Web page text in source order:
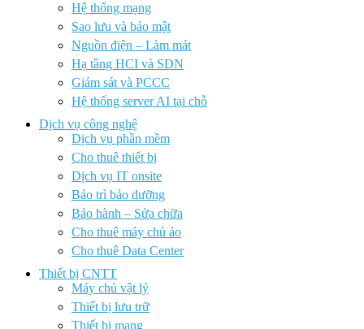
Hệ thống mạng
Sao lưu và bảo mật
Nguồn điện – Làm mát
Hạ tầng HCI và SDN
Giám sát và PCCC
Hệ thống server AI tại chỗ
Dịch vụ công nghệ
Dịch vụ phần mềm
Cho thuê thiết bị
Dịch vụ IT onsite
Bảo trì bảo dưỡng
Bảo hành – Sửa chữa
Cho thuê máy chủ ảo
Cho thuê Data Center
Thiết bị CNTT
Máy chủ vật lý
Thiết bị lưu trữ
Thiết bị mạng